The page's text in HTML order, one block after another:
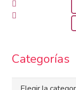
Categorías
Categorías